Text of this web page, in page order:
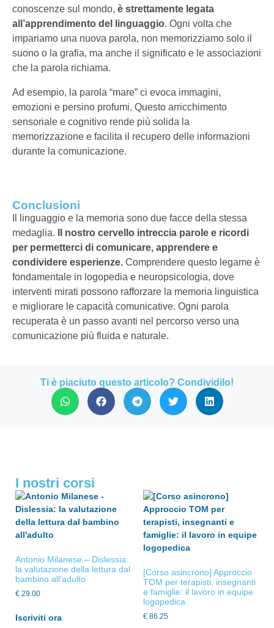
conoscenze sul mondo, è strettamente legata
all’apprendimento del linguaggio. Ogni volta che
impariamo una nuova parola, non memorizziamo solo il
suono o la grafia, ma anche il significato e le associazioni
che la parola richiama.
Ad esempio, la parola “mare” ci evoca immagini,
emozioni e persino profumi. Questo arricchimento
sensoriale e cognitivo rende più solida la
memorizzazione e facilita il recupero delle informazioni
durante la comunicazione.
Conclusioni
Il linguaggio e la memoria sono due facce della stessa
medaglia.
Il nostro cervello intreccia parole e ricordi
per permetterci di comunicare, apprendere e
condividere esperienze. Comprendere questo legame è
fondamentale in logopedia e neuropsicologia, dove
interventi mirati possono rafforzare la memoria linguistica
e migliorare le capacità comunicative. Ogni parola
recuperata è un passo avanti nel percorso verso una
comunicazione più fluida e naturale.
Ti è piaciuto questo articolo? Condividilo!
I nostri corsi
Antonio Milanese – Dislessia:
la valutazione della lettura dal
bambino all’adulto
€ 29.00
Iscriviti ora
[Corso asincrono] Approccio
TOM per terapisti, insegnanti
e famiglie: il lavoro in equipe
logopedica
€ 86.25